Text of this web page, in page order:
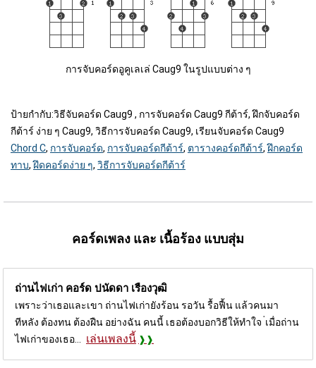
การจับคอร์ดอูคูเลเล่ Caug9 ในรูปแบบต่าง ๆ
ป้ายกำกับ:วิธีจับคอร์ด Caug9 , การจับคอร์ด Caug9 กีต้าร์, ฝึกจับคอร์ด
กีต้าร์ ง่าย ๆ Caug9, วิธีการจับคอร์ด Caug9, เรียนจับคอร์ด Caug9
Chord C, การจับคอร์ด, การจับคอร์ดกีต้าร์, ตารางคอร์ดกีต้าร์,ฝึกคอร์ด
ทาบ,ฝึดคอร์ดง่าย ๆ, วิธีการจับคอร์ดกีต้าร์
คอร์ดเพลง และ เนื้อร้อง แบบสุ่ม
ถ่านไฟเก่า คอร์ด ปนัดดา เรืองวุฒิ
เพราะว่าเธอและเขา ถ่านไฟเก่ายังร้อน รอวัน รื้อฟื้น แล้วคนมา
ทีหลัง ต้องทน ต้องฝืน อย่างฉัน คนนี้ เธอต้องบอกวิธีให้ทำใจ ่เมื่อถ่าน
ไฟเก่าของเธอ...
เล่นเพลงนี้